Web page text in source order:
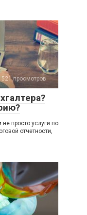
просмотров
просто услуги по
отчетности,